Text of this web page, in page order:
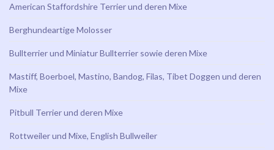
American Staffordshire Terrier und deren Mixe
Berghundeartige Molosser
Bullterrier und Miniatur Bullterrier sowie deren Mixe
Mastiff, Boerboel, Mastino, Bandog, Filas, Tibet Doggen und deren
Mixe
Pitbull Terrier und deren Mixe
Rottweiler und Mixe, English Bullweiler